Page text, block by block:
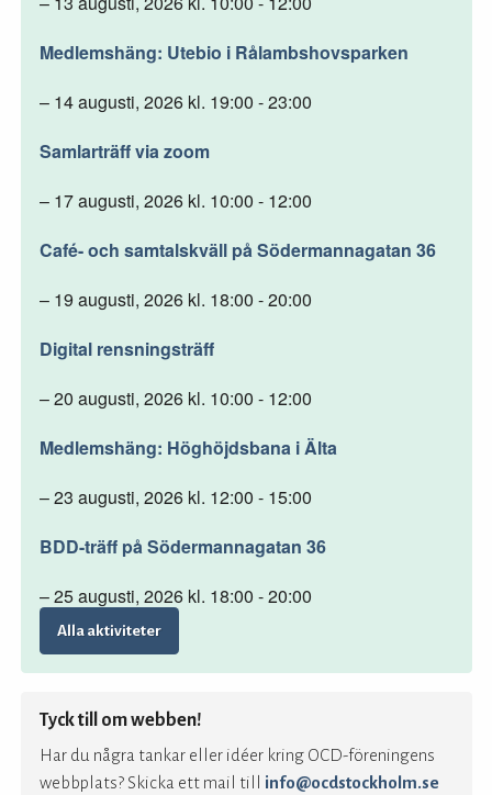
Medlemshäng: Utebio i Rålambshovsparken
– 14 augusti, 2026 kl. 19:00 - 23:00
Samlarträff via zoom
– 17 augusti, 2026 kl. 10:00 - 12:00
Café- och samtalskväll på Södermannagatan 36
– 19 augusti, 2026 kl. 18:00 - 20:00
Digital rensningsträff
– 20 augusti, 2026 kl. 10:00 - 12:00
Medlemshäng: Höghöjdsbana i Älta
– 23 augusti, 2026 kl. 12:00 - 15:00
BDD-träff på Södermannagatan 36
– 25 augusti, 2026 kl. 18:00 - 20:00
Alla aktiviteter
Tyck till om webben!
Har du några tankar eller idéer kring OCD-föreningens
webbplats? Skicka ett mail till info@ocdstockholm.se